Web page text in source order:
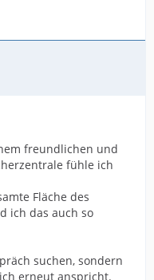
freundlichen und
fühle ich
Fläche des
ich das auch so
suchen, sondern
erneut anspricht.